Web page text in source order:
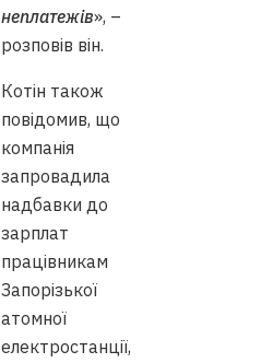
неплатежів», –
розповів він.
Котін також
повідомив, що
компанія
запровадила
надбавки до
зарплат
працівникам
Запорізької
атомної
електростанції,